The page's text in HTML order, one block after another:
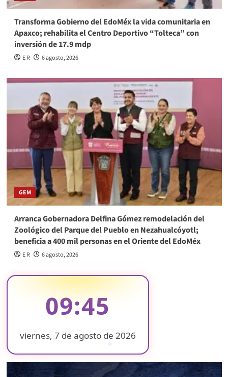
Transforma Gobierno del EdoMéx la vida comunitaria en
Apaxco; rehabilita el Centro Deportivo “Tolteca” con
inversión de 17.9 mdp
E R 6 agosto, 2026
GEM
Arranca Gobernadora Delfina Gómez remodelación del
Zoológico del Parque del Pueblo en Nezahualcóyotl;
beneficia a 400 mil personas en el Oriente del EdoMéx
E R 6 agosto, 2026
09:45
viernes, 7 de agosto de 2026